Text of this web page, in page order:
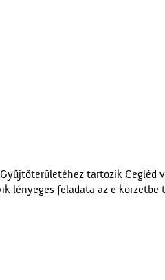
tartozik Cegléd
lényeges feladata az e körzetbe